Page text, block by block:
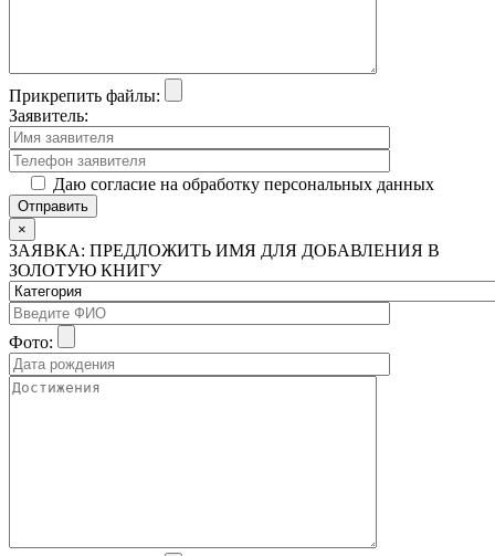
Прикрепить файлы:
Заявитель:
Даю согласие на обработку персональных данных
×
ЗАЯВКА: ПРЕДЛОЖИТЬ ИМЯ ДЛЯ ДОБАВЛЕНИЯ В
ЗОЛОТУЮ КНИГУ
Фото: